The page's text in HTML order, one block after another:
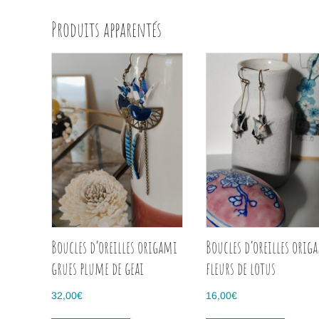
Produits apparentés
Boucles d’oreilles origami
grues plume de geai
32,00€
Boucles d’oreilles
fleurs de lotus
16,00€